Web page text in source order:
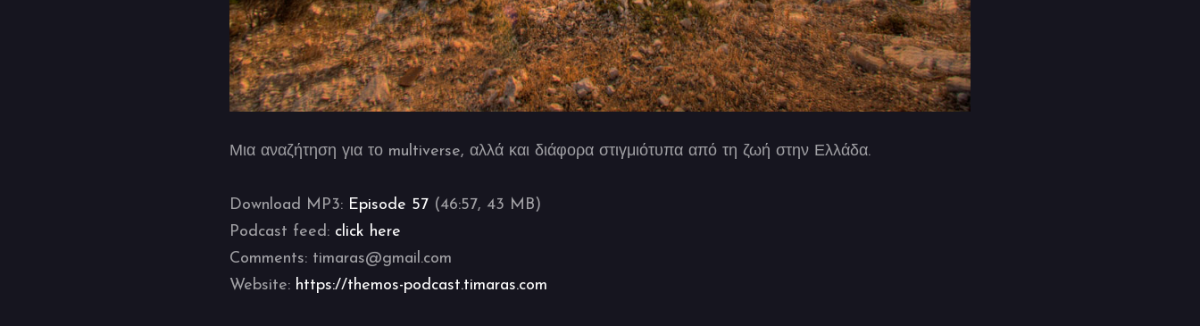
Μια αναζήτηση για το multiverse, αλλά και διάφορα στιγμιότυπα από τη ζωή στην Ελλάδα.
Download MP3: Episode 57 (46:57, 43 MB)
Podcast feed: click here
Comments: timaras@gmail.com
Website: https://themos-podcast.timaras.com